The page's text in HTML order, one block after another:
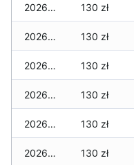
2026-07-31 130 zł
2026-07-29 130 zł
2026-07-28 130 zł
2026-07-27 130 zł
2026-07-26 130 zł
2026-07-24 130 zł